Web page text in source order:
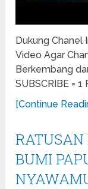
Dukung Chanel
Video Agar
Berkembang
SUBSCRIBE =
[Continue
BUMI